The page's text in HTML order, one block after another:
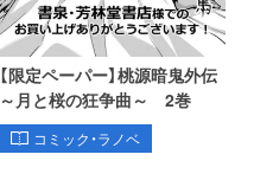
【限定ペーパー】桃源暗鬼外伝
～月と桜の狂争曲～ 2巻
コミック・ラノベ